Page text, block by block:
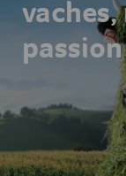
passion